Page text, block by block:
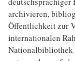
archivieren,
Öffentlichkeit zur
internationalen
Nationalbibliothek